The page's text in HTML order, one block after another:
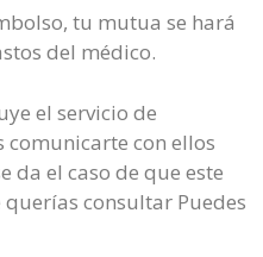
tu mutua se hará
del médico.
el servicio de
comunicarte con ellos
da el caso de que este
consultar Puedes